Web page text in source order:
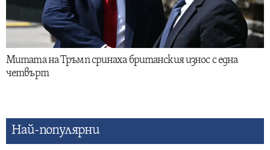
Митата на Тръмп сринаха британския износ с една
четвърт
Най-популярни